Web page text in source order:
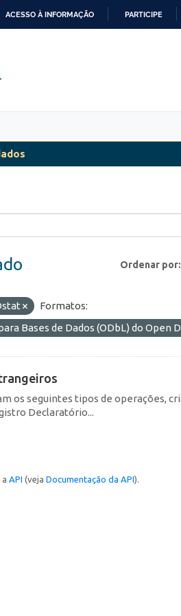
ACESSO À INFORMAÇÃO PARTICIPE
Ordenar por
Formatos:
Bases de Dados (ODbL) do Open
os seguintes tipos de operações,
Declaratório...
API (veja Documentação da API).